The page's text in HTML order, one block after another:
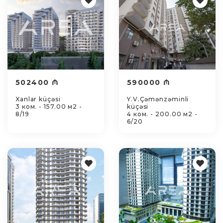
502400 ₼
Xanlar küçəsi
3 ком. - 157.00 м2 -
8/19
590000 ₼
Y.V.Çəmənzəminli
küçəsi
4 ком. - 200.00 м2 -
6/20